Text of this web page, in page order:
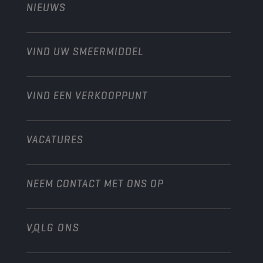
Moto’s & ATV
Industrie
Scheepvaart
Ontdek onze motorsportpartners
Personenwagens
Motorfiets
Heavy-Duty
NIEUWS
VIND UW SMEERMIDDEL
VIND EEN VERKOOPPUNT
VACATURES
NEEM CONTACT MET ONS OP
info@championlubes.com
+32 3 870 00 20
VOLG ONS